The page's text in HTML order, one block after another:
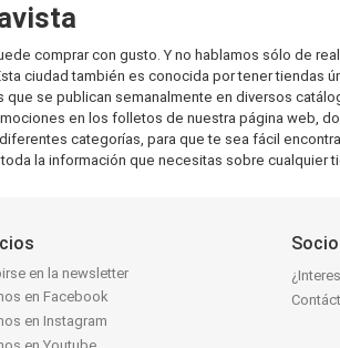
comprar con gusto. Y no hablamos sólo de
ciudad también es conocida por tener
se publican semanalmente en diversos
en los folletos de nuestra página web,
categorías, para que te sea fácil
la información que necesitas sobre
en la newsletter
en Facebook
en Instagram